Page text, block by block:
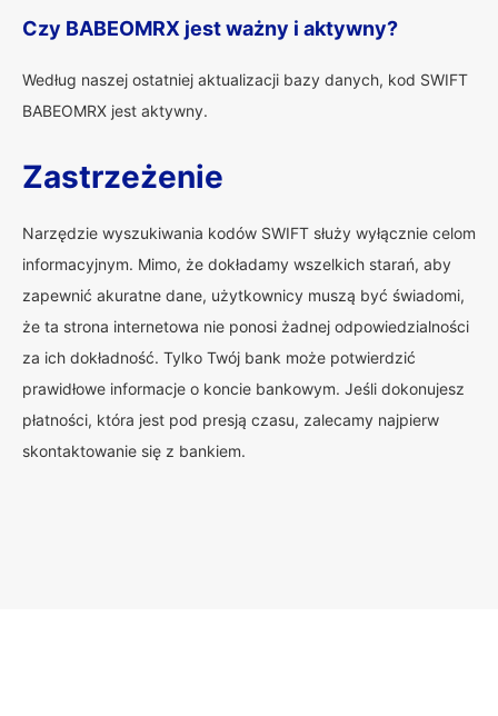
Czy BABEOMRX jest ważny i aktywny?
Według naszej ostatniej aktualizacji bazy danych, kod SWIFT
BABEOMRX jest aktywny.
Zastrzeżenie
Narzędzie wyszukiwania kodów SWIFT służy wyłącznie celom
informacyjnym. Mimo, że dokładamy wszelkich starań, aby
zapewnić akuratne dane, użytkownicy muszą być świadomi,
że ta strona internetowa nie ponosi żadnej odpowiedzialności
za ich dokładność. Tylko Twój bank może potwierdzić
prawidłowe informacje o koncie bankowym. Jeśli dokonujesz
płatności, która jest pod presją czasu, zalecamy najpierw
skontaktowanie się z bankiem.